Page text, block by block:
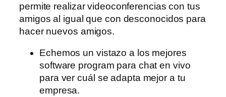
permite realizar videoconferencias con tus
amigos al igual que con desconocidos para
hacer nuevos amigos.
Echemos un vistazo a los mejores
software program para chat en vivo
para ver cuál se adapta mejor a tu
empresa.